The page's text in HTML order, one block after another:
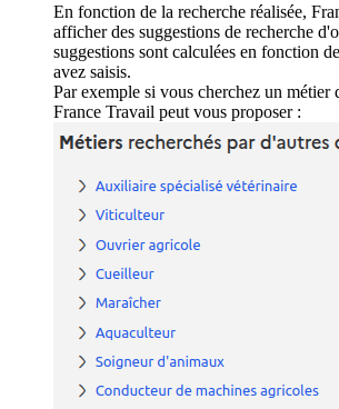
En fonction de la recherche réalisée,
afficher des suggestions de recherche
suggestions sont calculées en fonction
avez saisis.
Par exemple si vous cherchez un métier
France Travail peut vous proposer :